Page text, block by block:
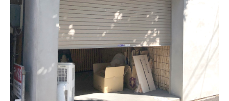
柏崎・刈羽・出雲崎
上越・妙高・糸魚川
ビアガーデン・暑気払い
忘新年会・歓送迎会